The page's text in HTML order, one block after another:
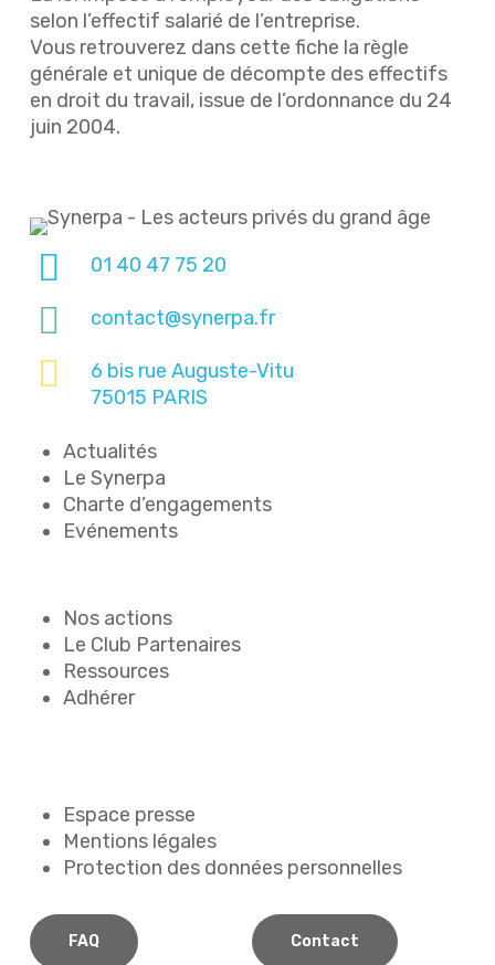
selon l’effectif salarié de l’entreprise.
Vous retrouverez dans cette fiche la règle
générale et unique de décompte des effectifs
en droit du travail, issue de l’ordonnance du 24
juin 2004.
01 40 47 75 20
contact@synerpa.fr
6 bis rue Auguste-Vitu
75015 PARIS
Actualités
Le Synerpa
Charte d’engagements
Evénements
Nos actions
Le Club Partenaires
Ressources
Adhérer
Espace presse
Mentions légales
Protection des données personnelles
FAQ Contact